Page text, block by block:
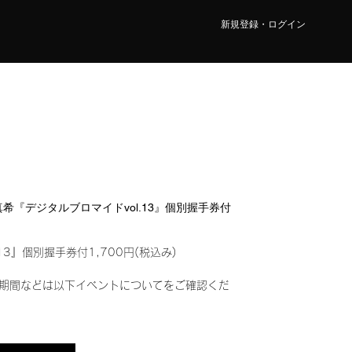
新規登録・ログイン
希『デジタルブロマイドvol.13』個別握手券付
』個別握手券付1,700円(税込み)
間などは以下イベントについてをご確認くだ